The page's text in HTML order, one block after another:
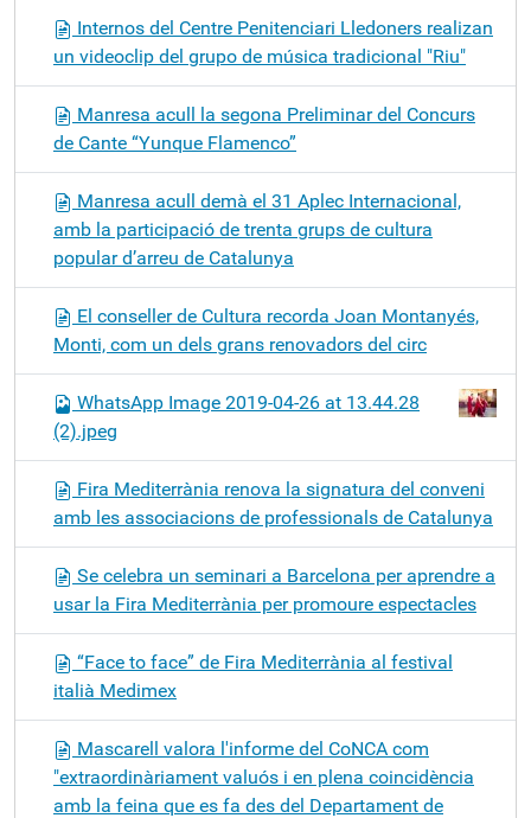
Internos del Centre Penitenciari Lledoners realizan
un videoclip del grupo de música tradicional "Riu"
Manresa acull la segona Preliminar del Concurs
de Cante “Yunque Flamenco”
Manresa acull demà el 31 Aplec Internacional,
amb la participació de trenta grups de cultura
popular d’arreu de Catalunya
El conseller de Cultura recorda Joan Montanyés,
Monti, com un dels grans renovadors del circ
WhatsApp Image 2019-04-26 at 13.44.28
(2).jpeg
Fira Mediterrània renova la signatura del conveni
amb les associacions de professionals de Catalunya
Se celebra un seminari a Barcelona per aprendre a
usar la Fira Mediterrània per promoure espectacles
“Face to face” de Fira Mediterrània al festival
italià Medimex
Mascarell valora l'informe del CoNCA com
"extraordinàriament valuós i en plena coincidència
amb la feina que es fa des del Departament de